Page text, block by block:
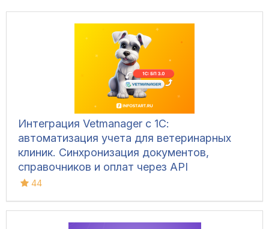
Интеграция Vetmanager с 1С:
автоматизация учета для ветеринарных
клиник. Синхронизация документов,
справочников и оплат через API
44